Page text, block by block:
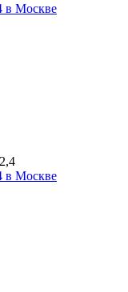
в Москве
в Москве